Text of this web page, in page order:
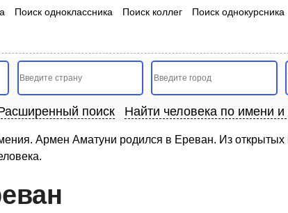
Поиск одноклассника Поиск коллег Поиск однокурсника
поиск Найти человека по имени
Армен Аматуни родился в Ереван. Из